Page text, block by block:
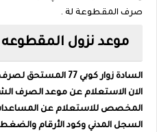
صرف المقطوعة لة .
موعد نزول المقطوعه 1441
السادة زوار كوبي 77
الان الاستعلام عن موعد الصرف
المخصص للاستعلام عن
السجل المدني وكود الأرقام